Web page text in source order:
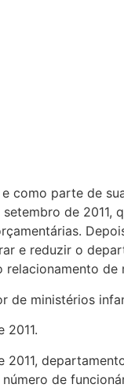
como parte de
de 2011,
e reduzir o
de ministérios
2011.
de